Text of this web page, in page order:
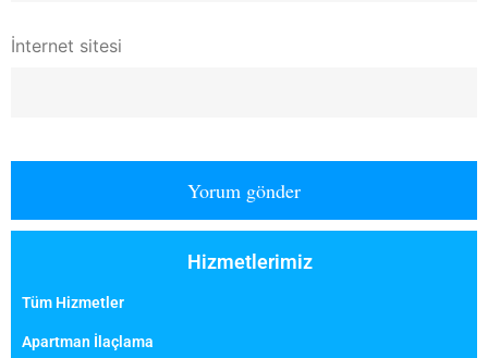
İnternet sitesi
Hizmetlerimiz
Tüm Hizmetler
Apartman İlaçlama